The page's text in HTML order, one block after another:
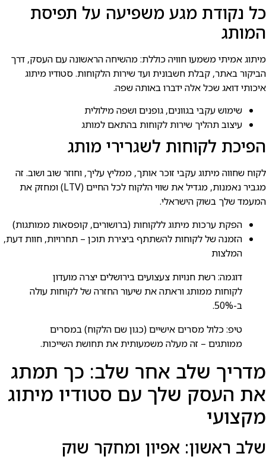
כל נקודת מגע משפיעה על תפיסת
המותג
מיתוג אמיתי משמעו חוויה כוללת: מהשיחה הראשונה עם העסק, דרך
הביקור באתר, קבלת חשבונית ועד שירות הלקוחות. סטודיו מיתוג
איכותי דואג שכל אלה ידברו באותה שפה.
שימוש עקבי בגוונים, גופנים ושפה מילולית
עיצוב תהליך שירות לקוחות בהתאם למותג
הפיכת לקוחות לשגרירי מותג
לקוח שחווה מיתוג עקבי זוכר אותך, ממליץ עליך, וחוזר שוב ושוב. זה
מגביר נאמנות, מגדיל את שווי הלקוח לכל החיים (LTV) ומחזק את
המעמד שלך בשוק הישראלי.
הפקת ערכות מיתוג ללקוחות (ברושורים, קופסאות ממותגות)
הזמנה של לקוחות להשתתף ביצירת תוכן – תחרויות, חוות דעת,
המלצות
דוגמה: רשת חנויות צעצועים בירושלים יצרה מועדון
לקוחות ממותג וראתה את שיעור החזרה של לקוחות עולה
ב-50%.
טיפ: כלול מסרים אישיים (כגון שם הלקוח) במסרים
ממותגים – זה מעלה משמעותית את תחושת השייכות.
מדריך שלב אחר שלב: כך תמתג
את העסק שלך עם סטודיו מיתוג
מקצועי
שלב ראשון: אפיון ומחקר שוק